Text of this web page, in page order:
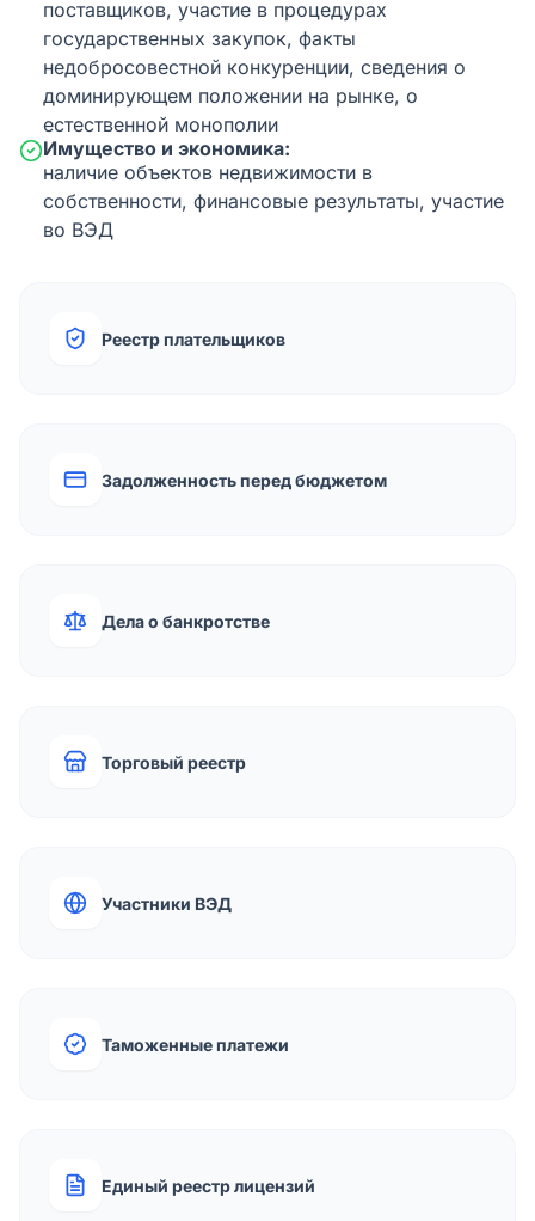
поставщиков, участие в процедурах
государственных закупок, факты
недобросовестной конкуренции, сведения о
доминирующем положении на рынке, о
естественной монополии
Имущество и экономика:
наличие объектов недвижимости в
собственности, финансовые результаты, участие
во ВЭД
Реестр плательщиков
Задолженность перед бюджетом
Дела о банкротстве
Торговый реестр
Участники ВЭД
Таможенные платежи
Единый реестр лицензий